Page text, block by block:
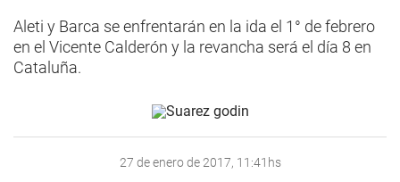
Aleti y Barca se enfrentarán en la ida el 1° de febrero
en el Vicente Calderón y la revancha será el día 8 en
Cataluña.
27 de enero de 2017, 11:41hs